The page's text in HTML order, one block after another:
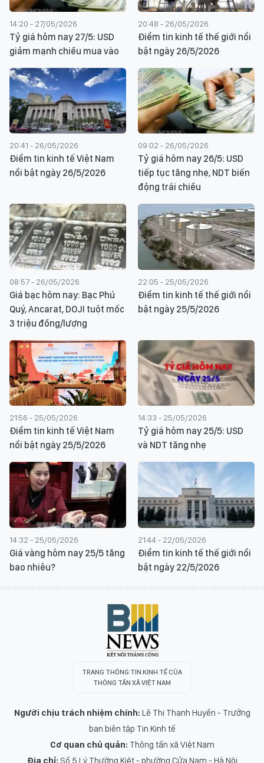
14:20 - 27/05/2026
Tỷ giá hôm nay 27/5: USD
giảm mạnh chiều mua vào
20:48 - 26/05/2026
Điểm tin kinh tế thế giới nổi
bật ngày 26/5/2026
20:41 - 26/05/2026
Điểm tin kinh tế Việt Nam
nổi bật ngày 26/5/2026
09:02 - 26/05/2026
Tỷ giá hôm nay 26/5: USD
tiếp tục tăng nhẹ, NDT biến
động trái chiều
08:57 - 26/05/2026
Giá bạc hôm nay: Bạc Phú
Quý, Ancarat, DOJI tuột mốc
3 triệu đồng/lượng
22:05 - 25/05/2026
Điểm tin kinh tế thế giới nổi
bật ngày 25/5/2026
21:56 - 25/05/2026
Điểm tin kinh tế Việt Nam
nổi bật ngày 25/5/2026
14:33 - 25/05/2026
Tỷ giá hôm nay 25/5: USD
và NDT tăng nhẹ
14:32 - 25/05/2026
Giá vàng hôm nay 25/5 tăng
bao nhiêu?
21:44 - 22/05/2026
Điểm tin kinh tế thế giới nổi
bật ngày 22/5/2026
TRANG THÔNG TIN KINH TẾ CỦA
THÔNG TẤN XÃ VIỆT NAM
Người chịu trách nhiệm chính: Lê Thị Thanh Huyền - Trưởng
ban biên tập Tin Kinh tế
Cơ quan chủ quản: Thông tấn xã Việt Nam
Địa chỉ: Số 5 Lý Thường Kiệt - phường Cửa Nam - Hà Nội